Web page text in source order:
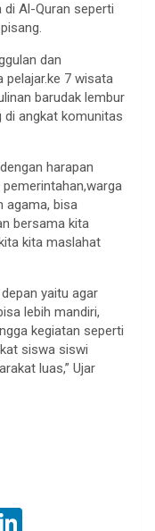
di Al-Quran seperti
dan
pelajar.ke 7 wisata
barudak lembur
di angkat komunitas
harapan
agama, bisa
bersama kita
kita maslahat
yaitu agar
lebih mandiri,
kegiatan seperti
siswa siswi
luas,” Ujar